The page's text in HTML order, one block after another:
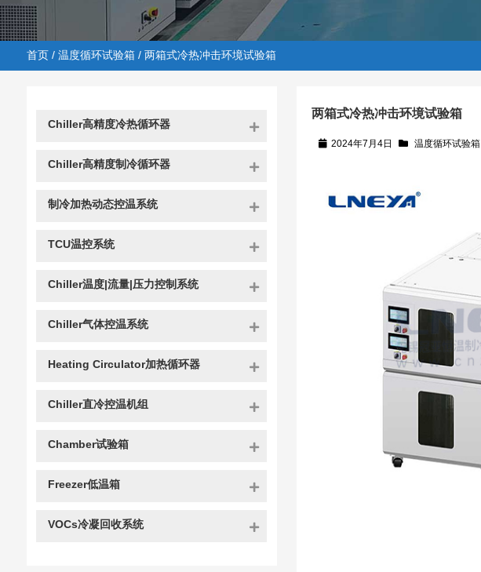
首页/ 温度循环试验箱/ 两箱式冷热冲击环境试验箱
两箱式冷热冲击环境试验箱
2024年7月4日 温度循环试验箱
Chiller高精度冷热循环器
Chiller高精度制冷循环器
制冷加热动态控温系统
TCU温控系统
Chiller温度|流量|压力控制系统
Chiller气体控温系统
Heating Circulator加热循环器
Chiller直冷控温机组
Chamber试验箱
Freezer低温箱
VOCs冷凝回收系统